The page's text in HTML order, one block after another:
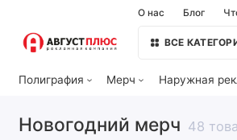
О нас Блог
ВСЕ
Полиграфия Мерч Наружная
Новогодний мерч 48